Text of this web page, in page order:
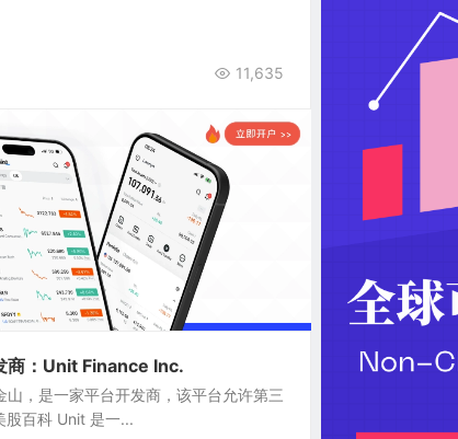
11,635
商：Unit Finance Inc.
，是一家平台开发商，该平台允许第三
股百科 Unit 是一...